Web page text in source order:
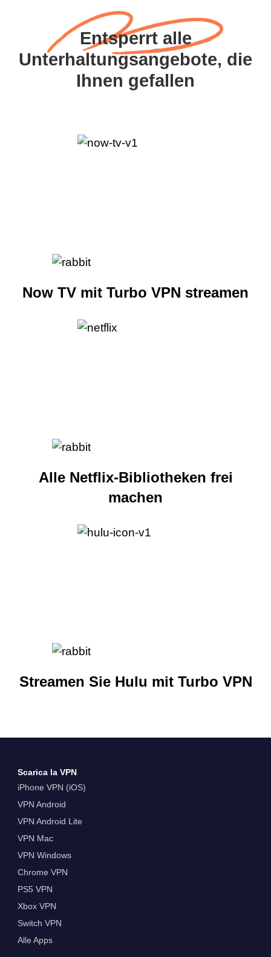
Entsperrt alle
Unterhaltungsangebote, die
Ihnen gefallen
Now TV mit Turbo VPN streamen
Alle Netflix-Bibliotheken frei
machen
Streamen Sie Hulu mit Turbo VPN
Scarica la VPN
iPhone VPN (iOS)
VPN Android
VPN Android Lite
VPN Mac
VPN Windows
Chrome VPN
PS5 VPN
Xbox VPN
Switch VPN
Alle Apps